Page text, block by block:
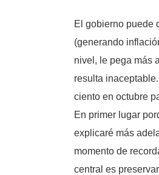
El gobierno puede
(generando
nivel, le pega más
resulta
ciento en octubre
En primer lugar
explicaré más
momento de
central es